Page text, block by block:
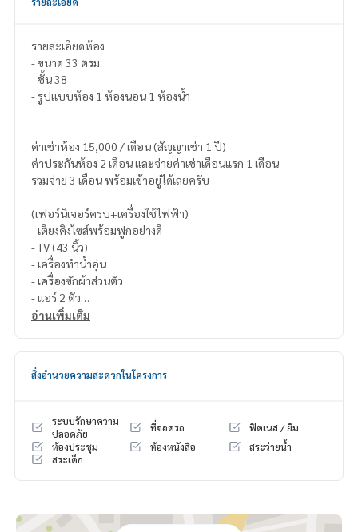
รายละเอียดห้อง
- ขนาด 33 ตรม.
- ชั้น 38
- รูปแบบห้อง 1 ห้องนอน 1 ห้องน้ำ
ค่าเช่าห้อง 15,000 / เดือน (สัญญาเช่า 1 ปี)
ค่าประกันห้อง 2 เดือน และจ่ายค่าเช่าเดือนแรก 1 เดือน
รวมจ่าย 3 เดือน พร้อมเข้าอยู่ได้เลยครับ
(เฟอร์นิเจอร์ครบ+เครื่องใช้ไฟฟ้า)
- เตียงคิงไซส์พร้อมฟูกอย่างดี
- TV (43 นิ้ว)
- เครื่องทำน้ำอุ่น
- เครื่องซักผ้าส่วนตัว
- แอร์ 2 ตัว
- ไมโครเวฟ-มีโหมดย่าง🥩
ารีดและเตียงรีด
อ่านเพิ่มเติม
สิ่งอำนวยความสะดวกในโครงการ
ระบบรักษาความ
ปลอดภัย
ที่จอดรถ
ฟิตเนส / ยิม
ห้องประชุม
ห้องหนังสือ
สระว่ายน้ำ
สระเด็ก